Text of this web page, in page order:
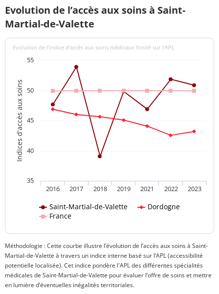
Evolution de l’accès aux soins à Saint-
Martial-de-Valette
Indices d'accès aux soins
Evolution de l’indice d’accès aux soins médicaux fondé sur l'APL
Saint-Martial-de-Valette
Dordogne
France
2016 2017 2018 2019 2021 2022 2023
35
40
45
50
55
Méthodologie : Cette courbe illustre l’évolution de l’accès aux soins à Saint-
Martial-de-Valette à travers un indice interne basé sur l’APL (accessibilité
potentielle localisée). Cet indice pondère l'APL des différentes spécialités
médicales de Saint-Martial-de-Valette pour évaluer l’offre de soins et mettre
en lumière d’éventuelles inégalités territoriales.